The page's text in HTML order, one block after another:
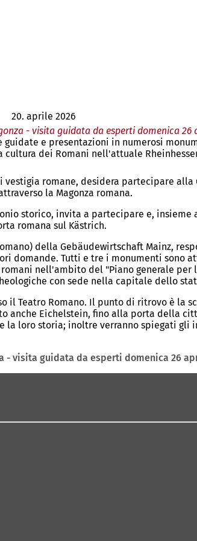
20. aprile 2026
- visita guidata da esperti domenica 26
guidate e presentazioni in numerosi
dei Romani nell'attuale
romane, desidera partecipare
la Magonza romana.
storico, invita a partecipare e,
romana sul Kästrich.
della Gebäudewirtschaft Mainz,
Tutti e tre i monumenti sono
nell'ambito del "Piano generale
con sede nella capitale dello
il Teatro Romano. Il punto di ritrovo è la
anche Eichelstein, fino alla porta della
loro storia; inoltre verranno spiegati
- visita guidata da esperti domenica 26